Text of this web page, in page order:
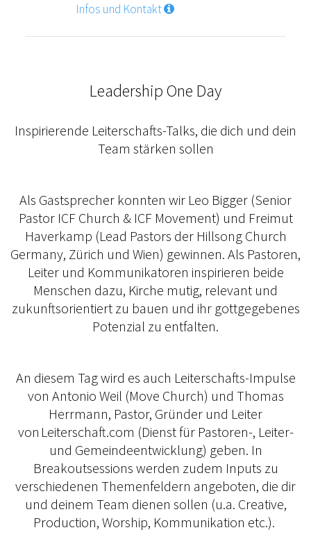
Infos und Kontakt
Leadership One Day
Inspirierende Leiterschafts-Talks, die dich und dein
Team stärken sollen
Als Gastsprecher konnten wir Leo Bigger (Senior
Pastor ICF Church & ICF Movement) und Freimut
Haverkamp (Lead Pastors der Hillsong Church
Germany, Zürich und Wien) gewinnen. Als Pastoren,
Leiter und Kommunikatoren inspirieren beide
Menschen dazu, Kirche mutig, relevant und
zukunftsorientiert zu bauen und ihr gottgegebenes
Potenzial zu entfalten.
An diesem Tag wird es auch Leiterschafts-Impulse
von Antonio Weil (Move Church) und Thomas
Herrmann, Pastor, Gründer und Leiter
von Leiterschaft.com (Dienst für Pastoren-, Leiter-
und Gemeindeentwicklung) geben. In
Breakoutsessions werden zudem Inputs zu
verschiedenen Themenfeldern angeboten, die dir
und deinem Team dienen sollen (u.a. Creative,
Production, Worship, Kommunikation etc.).